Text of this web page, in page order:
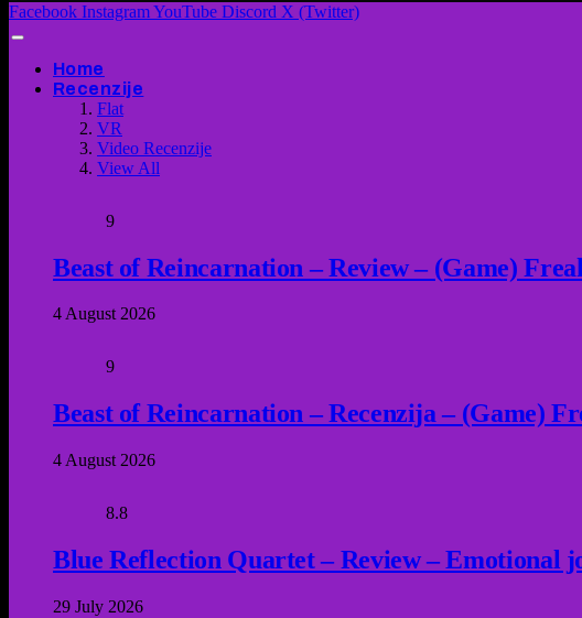
Facebook InstagramYouTube Discord X (Twitter)
Home
Recenzije
Flat
VR
Video Recenzije
View All
9
Beast of Reincarnation – Review – (Game)
4 August 2026
9
Beast of Reincarnation – Recenzija – (Game)
4 August 2026
8.8
Blue Reflection Quartet – Review – Emotional
29 July 2026